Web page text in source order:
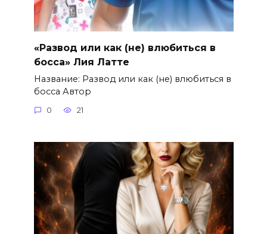
«Развод или как (не) влюбиться в
босса» Лия Латте
Название: Развод или как (не) влюбиться в
босса Автор
0 21